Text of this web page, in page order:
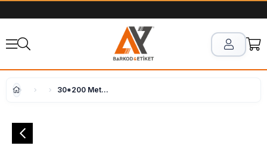
30*200 Metre Hafif Yıkama Japon Akmaz